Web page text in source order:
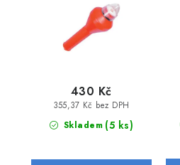
Skladem (5 ks)
355,37 Kč bez DPH
430 Kč